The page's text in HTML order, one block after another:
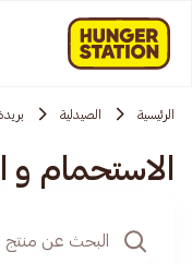
الرئيسية الصيدلية
الاستحمام و